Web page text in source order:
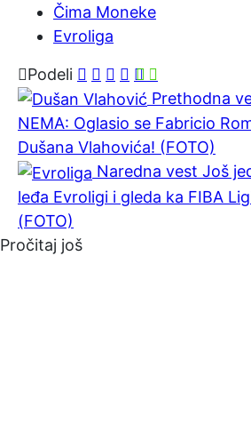
Čima Moneke
Evroliga
Podeli
Prethodna
NEMA: Oglasio se Fabricio
Dušana Vlahovića! (FOTO)
Naredna vest Još
leđa Evroligi i gleda ka FIBA
(FOTO)
Pročitaj još